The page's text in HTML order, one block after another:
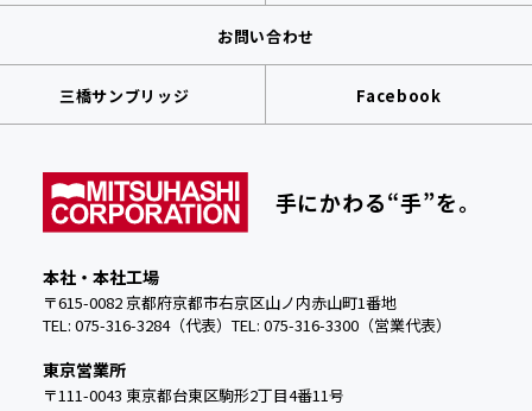
お問い合わせ
三橋サンブリッジ Facebook
手にかわる“手”を。
本社・本社工場
〒615-0082 京都府京都市右京区山ノ内赤山町1番地
TEL: 075-316-3284（代表） TEL: 075-316-3300（営業代表）
東京営業所
〒111-0043 東京都台東区駒形2丁目4番11号